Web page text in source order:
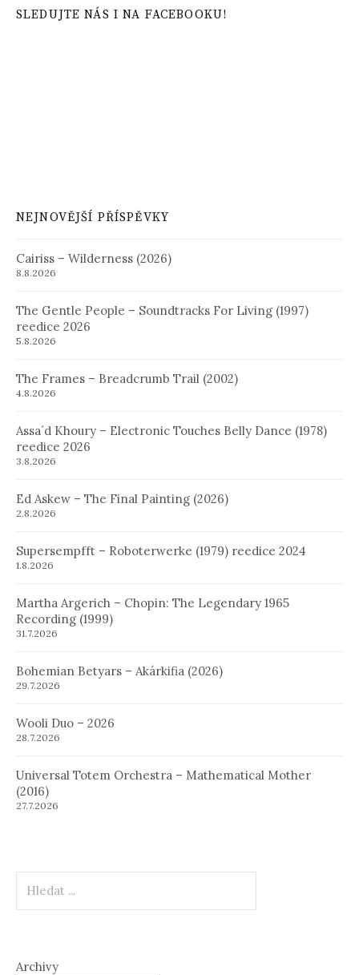
SLEDUJTE NÁS I NA FACEBOOKU!
NEJNOVĚJŠÍ PŘÍSPĚVKY
Cairiss – Wilderness (2026)
8.8.2026
The Gentle People – Soundtracks For Living (1997)
reedice 2026
5.8.2026
The Frames – Breadcrumb Trail (2002)
4.8.2026
Assa´d Khoury – Electronic Touches Belly Dance (1978)
reedice 2026
3.8.2026
Ed Askew – The Final Painting (2026)
2.8.2026
Supersempfft – Roboterwerke (1979) reedice 2024
1.8.2026
Martha Argerich – Chopin: The Legendary 1965
Recording (1999)
31.7.2026
Bohemian Betyars – Akárkifia (2026)
29.7.2026
Wooli Duo – 2026
28.7.2026
Universal Totem Orchestra – Mathematical Mother
(2016)
27.7.2026
Archivy